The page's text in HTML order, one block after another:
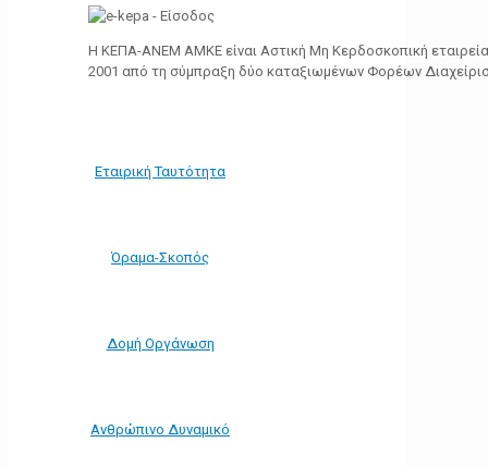
Η ΚΕΠΑ-ΑΝΕΜ ΑΜΚΕ είναι Αστική Μη Κερδοσκοπική
2001 από τη σύμπραξη δύο καταξιωμένων Φορέων
Εταιρική Ταυτότητα
Όραμα-Σκοπός
Δομή Οργάνωση
Ανθρώπινο Δυναμικό